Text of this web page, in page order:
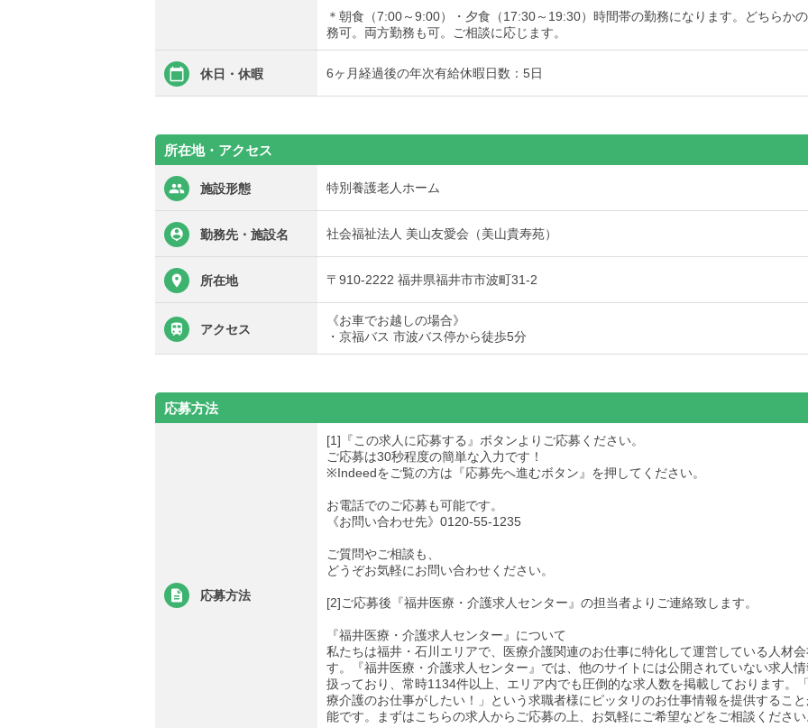
＊朝食（7:00～9:00）・夕食（17:30～19:30）時間帯の勤務になります。どちらか
務可。両方勤務も可。ご相談に応じます。
休日・休暇 6ヶ月経過後の年次有給休暇日数：5日
所在地・アクセス
施設形態 特別養護老人ホーム
勤務先・施設名 社会福祉法人 美山友愛会（美山貴寿苑）
所在地 〒910-2222 福井県福井市市波町31-2
アクセス
《お車でお越しの場合》
・京福バス 市波バス停から徒歩5分
応募方法
応募方法
[1]『この求人に応募する』ボタンよりご応募ください。
ご応募は30秒程度の簡単な入力です！
※Indeedをご覧の方は『応募先へ進むボタン』を押してください。
お電話でのご応募も可能です。
《お問い合わせ先》0120-55-1235
ご質問やご相談も、
どうぞお気軽にお問い合わせください。
[2]ご応募後『福井医療・介護求人センター』の担当者よりご連絡致します。
『福井医療・介護求人センター』について
私たちは福井・石川エリアで、医療介護関連のお仕事に特化して運営している人材
す。『福井医療・介護求人センター』では、他のサイトには公開されていない求人
扱っており、常時1134件以上、エリア内でも圧倒的な求人数を掲載しております。
療介護のお仕事がしたい！」という求職者様にピッタリのお仕事情報を提供するこ
能です。まずはこちらの求人からご応募の上、お気軽にご希望などをご相談くださ